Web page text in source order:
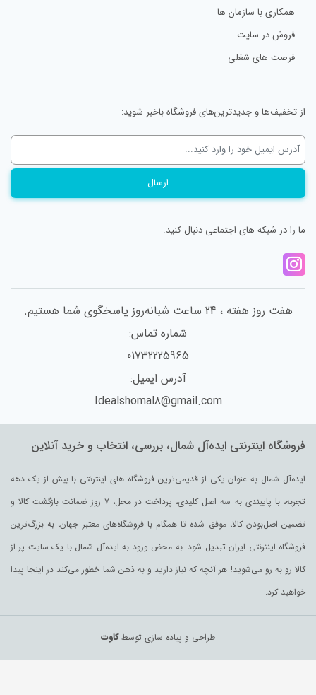
همکاری با سازمان ها
فروش در سایت
فرصت های شغلی
از تخفیف‌ها و جدیدترین‌های فروشگاه باخبر شوید:
ما را در شبکه های اجتماعی دنبال کنید.
هفت روز هفته ، 24 ساعت شبانه‌روز پاسخگوی شما هستیم.
شماره تماس:
01732225965
آدرس ایمیل:
Idealshomal8@gmail.com
فروشگاه اینترنتی ایده‌آل شمال، بررسی، انتخاب و خرید آنلاین
ایده‌آل شمال به عنوان یکی از قدیمی‌ترین فروشگاه های اینترنتی با بیش از یک دهه
تجربه، با پایبندی به سه اصل کلیدی، پرداخت در محل، ۷ روز ضمانت بازگشت کالا و
تضمین اصل‌بودن کالا، موفق شده تا همگام با فروشگاه‌های معتبر جهان، به بزرگ‌ترین
فروشگاه اینترنتی ایران تبدیل شود. به محض ورود به ایده‌آل شمال با یک سایت پر از
کالا رو به رو می‌شوید! هر آنچه که نیاز دارید و به ذهن شما خطور می‌کند در اینجا پیدا
خواهید کرد.
طراحی و پیاده سازی توسطکاوت